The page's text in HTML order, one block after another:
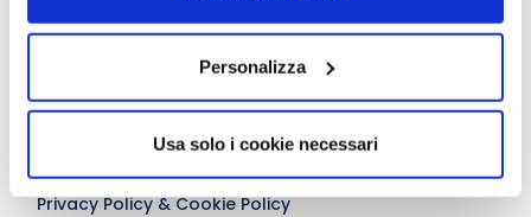
Personalizza
Usa solo i cookie necessari
Il Team iMeMo
i’M Metodo
i’M Lettura Veloce
i’M Memoria
Privacy Policy & Cookie Policy